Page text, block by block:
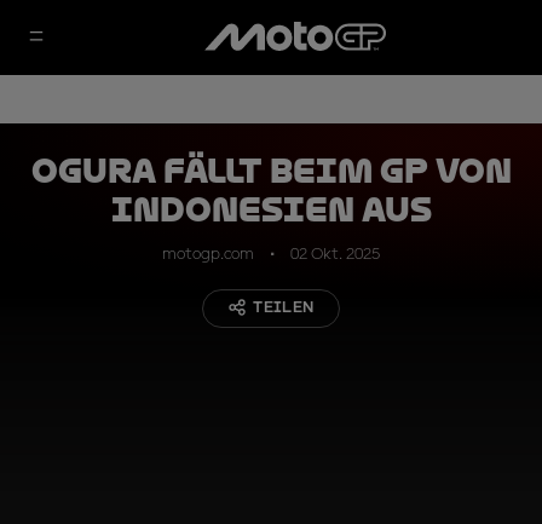
Ogura fällt beim GP von
Indonesien aus
motogp.com 02 Okt. 2025
TEILEN